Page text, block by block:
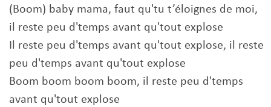
(Boom) baby mama, faut qu'tu t’éloignes de moi,
il reste peu d'temps avant qu'tout explose
Il reste peu d'temps avant qu'tout explose, il reste
peu d'temps avant qu'tout explose
Boom boom boom boom, il reste peu d'temps
avant qu'tout explose